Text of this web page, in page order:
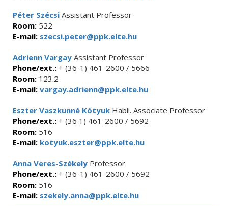
Péter Szécsi Assistant Professor
Room: 522
E-mail: szecsi.peter@ppk.elte.hu
Adrienn Vargay Assistant Professor
Phone/ext.: + (36-1) 461-2600 / 5666
Room: 123.2
E-mail: vargay.adrienn@ppk.elte.hu
Eszter Vaszkunné Kótyuk Habil. Associate Professor
Phone/ext.: + (36 1) 461-2600 / 5692
Room: 516
E-mail: kotyuk.eszter@ppk.elte.hu
Anna Veres-Székely Professor
Phone/ext.: + (36-1) 461-2600 / 5692
Room: 516
E-mail: szekely.anna@ppk.elte.hu